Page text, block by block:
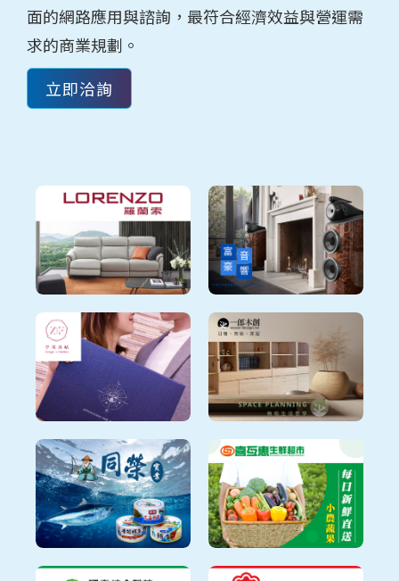
面的網路應用與諮詢，最符合經濟效益與營運需
求的商業規劃。
立即洽詢